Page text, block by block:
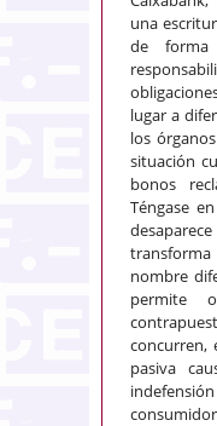
una
de
lugar a
los
situación
bonos
Téngase
nombre
permite
concurren,
pasiva